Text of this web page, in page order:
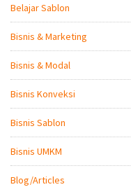
Belajar Sablon
Bisnis & Marketing
Bisnis & Modal
Bisnis Konveksi
Bisnis Sablon
Bisnis UMKM
Blog/Articles